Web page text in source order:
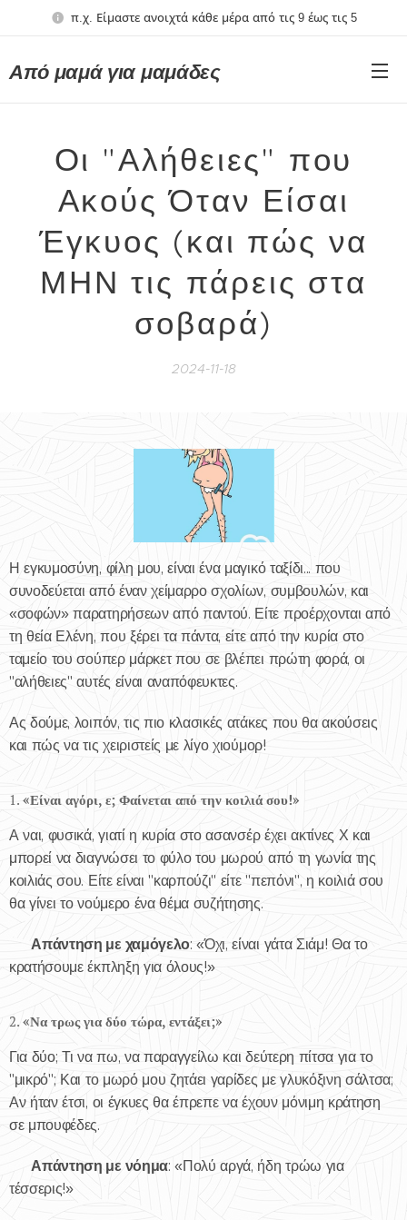
π.χ. Είμαστε ανοιχτά κάθε μέρα από τις 9 έως τις 5
Από μαμά για μαμάδες
Οι "Αλήθειες" που
Ακούς Όταν Είσαι
Έγκυος (και πώς να
ΜΗΝ τις πάρεις στα
σοβαρά)
2024-11-18
Η εγκυμοσύνη, φίλη μου, είναι ένα μαγικό ταξίδι... που
συνοδεύεται από έναν χείμαρρο σχολίων, συμβουλών, και
«σοφών» παρατηρήσεων από παντού. Είτε προέρχονται από
τη θεία Ελένη, που ξέρει τα πάντα, είτε από την κυρία στο
ταμείο του σούπερ μάρκετ που σε βλέπει πρώτη φορά, οι
"αλήθειες" αυτές είναι αναπόφευκτες.
Ας δούμε, λοιπόν, τις πιο κλασικές ατάκες που θα ακούσεις
και πώς να τις χειριστείς με λίγο χιούμορ!
1. «Είναι αγόρι, ε; Φαίνεται από την κοιλιά σου!»
Α ναι, φυσικά, γιατί η κυρία στο ασανσέρ έχει ακτίνες Χ και
μπορεί να διαγνώσει το φύλο του μωρού από τη γωνία της
κοιλιάς σου. Είτε είναι "καρπούζι" είτε "πεπόνι", η κοιλιά σου
θα γίνει το νούμερο ένα θέμα συζήτησης.
✅Απάντηση με χαμόγελο: «Όχι, είναι γάτα Σιάμ! Θα το
κρατήσουμε έκπληξη για όλους!»
2. «Να τρως για δύο τώρα, εντάξει;»
Για δύο; Τι να πω, να παραγγείλω και δεύτερη πίτσα για το
"μικρό"; Και το μωρό μου ζητάει γαρίδες με γλυκόξινη σάλτσα;
Αν ήταν έτσι, οι έγκυες θα έπρεπε να έχουν μόνιμη κράτηση
σε μπουφέδες.
✅Απάντηση με νόημα: «Πολύ αργά, ήδη τρώω για
τέσσερις!»